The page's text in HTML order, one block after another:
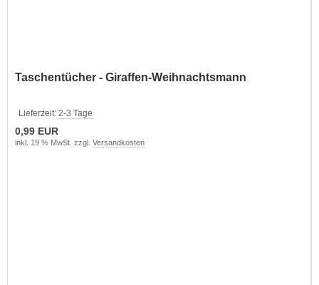
Taschentücher - Giraffen-Weihnachtsmann
Lieferzeit: 2-3 Tage
0,99 EUR
inkl. 19 % MwSt. zzgl. Versandkosten